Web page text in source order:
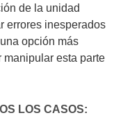
de la unidad
errores inesperados
opción más
manipular esta parte
LOS CASOS: